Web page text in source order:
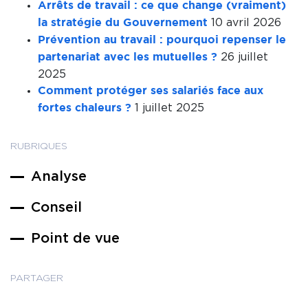
Arrêts de travail : ce que change (vraiment)
la stratégie du Gouvernement 10 avril 2026
Prévention au travail : pourquoi repenser le
partenariat avec les mutuelles ? 26 juillet
2025
Comment protéger ses salariés face aux
fortes chaleurs ? 1 juillet 2025
RUBRIQUES
Analyse
Conseil
Point de vue
PARTAGER